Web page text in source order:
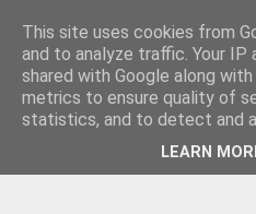
This site uses cookies from
and to analyze traffic. Your IP
shared with Google along
metrics to ensure quality of
statistics, and to detect and
LEARN